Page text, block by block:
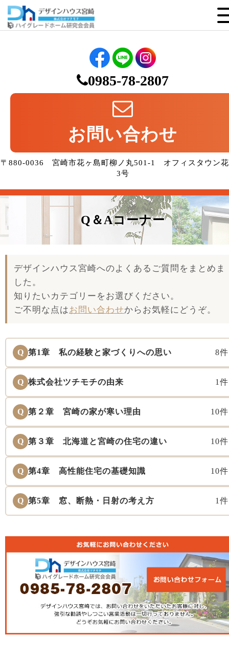
0985-78-2807
お問い合わせ
〒880-0036 宮崎市花ヶ島町柳ノ丸501-1 オフィスタウン
3号
Q＆Aコーナー
デザインハウス宮崎へのよくあるご質問をまとめま
した。
知りたいカテゴリーをお選びください。
ご不明な点はお問い合わせからお気軽にどうぞ。
Q 第1章 私の経験と家づくりへの思い 8件
Q 株式会社ツチモチの由来 1件
Q 第２章 宮崎の家が寒い理由 10件
Q 第３章 北海道と宮崎の住宅の違い 10件
Q 第4章 高性能住宅の基礎知識 10件
Q 第5章 窓、断熱・日射の考え方 1件